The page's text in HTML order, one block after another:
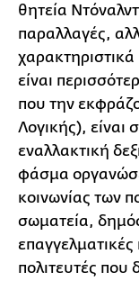
θητεία
παραλλαγές,
είναι
που την
Λογικής), είναι
εναλλακτική
φάσμα
κοινωνίας των
σωματεία,
πολιτευτές που